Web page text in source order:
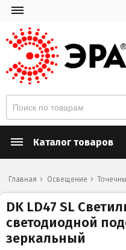
Каталог товаров
Главная Освещение
DK LD47 SL
светодиодной
зеркальный